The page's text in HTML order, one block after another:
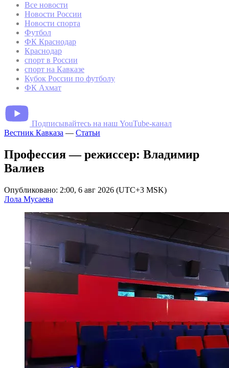
Все новости
Новости России
Новости спорта
Футбол
ФК Краснодар
Краснодар
спорт в России
спорт на Кавказе
Кубок России по футболу
ФК Ахмат
Подписывайтесь на наш YouTube-канал
Вестник Кавказа — Статьи
Профессия — режиссер: Владимир
Валиев
Опубликовано: 2:00, 6 авг 2026 (UTC+3 MSK)
Лола Мусаева